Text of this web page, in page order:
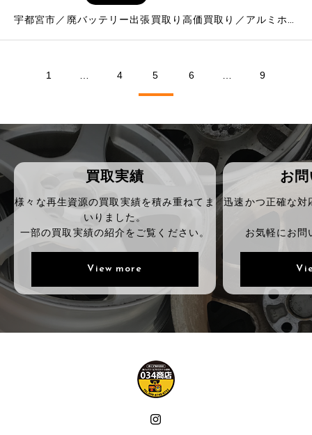
宇都宮市／廃バッテリー出張買取り高価買取り／アルミホイール出張買取り高価買取り^_^
1 4 5 6 9
買取実績
様々な再生資源の買取実績を積み重ねてま
いりました。
一部の買取実績の紹介をご覧ください。
View more
お
迅速かつ正確な対
お気軽にお問